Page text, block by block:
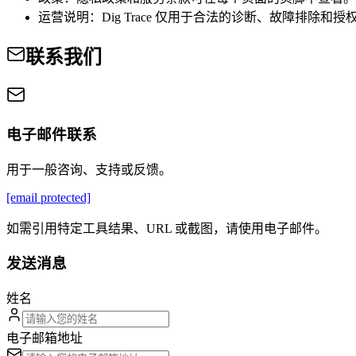
运营说明：Dig Trace 仅用于合法的诊断、故障排除和授
联系我们
电子邮件联系
用于一般咨询、支持或反馈。
[email protected]
如需引用特定工具结果、URL 或截图，请使用电子邮件。
发送消息
姓名
电子邮箱地址